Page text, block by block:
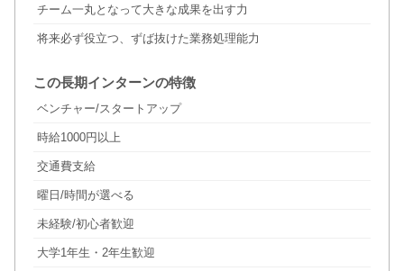
チーム一丸となって大きな成果を出す力
将来必ず役立つ、ずば抜けた業務処理能力
この長期インターンの特徴
ベンチャー/スタートアップ
時給1000円以上
交通費支給
曜日/時間が選べる
未経験/初心者歓迎
大学1年生・2年生歓迎